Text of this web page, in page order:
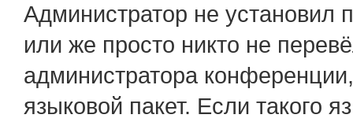
Администратор не установил
или же просто никто не
администратора
языковой пакет. Если такого